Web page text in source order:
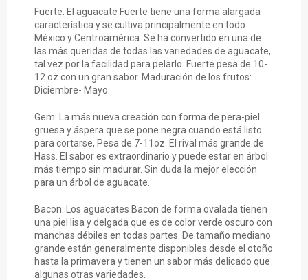
Fuerte: El aguacate Fuerte tiene una forma alargada
característica y se cultiva principalmente en todo
México y Centroamérica. Se ha convertido en una de
las más queridas de todas las variedades de aguacate,
tal vez por la facilidad para pelarlo. Fuerte pesa de 10-
12 oz con un gran sabor. Maduración de los frutos:
Diciembre- Mayo.
Gem: La más nueva creación con forma de pera-piel
gruesa y áspera que se pone negra cuando está listo
para cortarse, Pesa de 7-11oz. El rival más grande de
Hass. El sabor es extraordinario y puede estar en árbol
más tiempo sin madurar. Sin duda la mejor elección
para un árbol de aguacate.
Bacon: Los aguacates Bacon de forma ovalada tienen
una piel lisa y delgada que es de color verde oscuro con
manchas débiles en todas partes. De tamaño mediano
grande están generalmente disponibles desde el otoño
hasta la primavera y tienen un sabor más delicado que
algunas otras variedades.